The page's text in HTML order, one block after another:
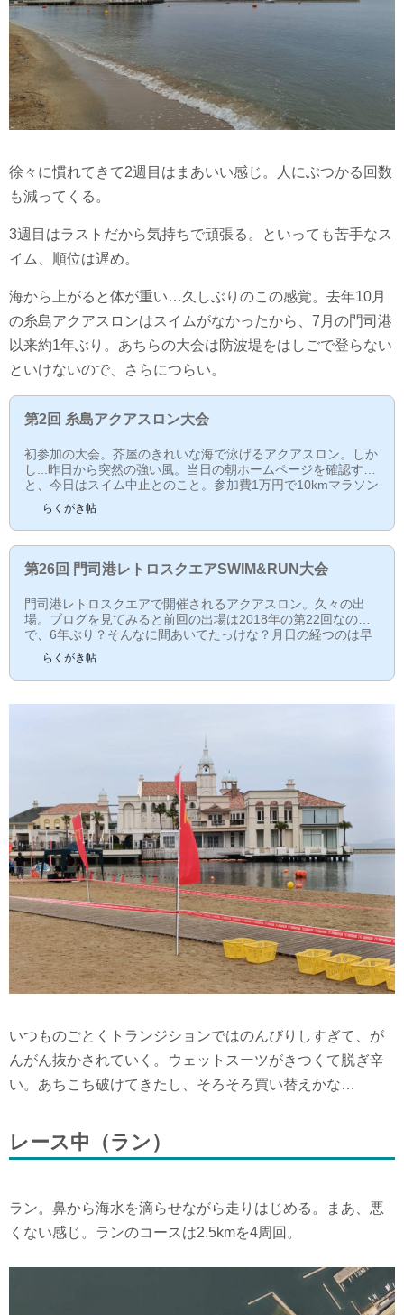
徐々に慣れてきて2週目はまあいい感じ。人にぶつかる回数
も減ってくる。
3週目はラストだから気持ちで頑張る。といっても苦手なス
イム、順位は遅め。
海から上がると体が重い…久しぶりのこの感覚。去年10月
の糸島アクアスロンはスイムがなかったから、7月の門司港
以来約1年ぶり。あちらの大会は防波堤をはしごで登らない
といけないので、さらにつらい。
第2回 糸島アクアスロン大会
初参加の大会。芥屋のきれいな海で泳げるアクアスロン。しか
し...昨日から突然の強い風。当日の朝ホームページを確認する
と、今日はスイム中止とのこと。参加費1万円で10kmマラソン
か...まあ、しょうがない。JR筑肥線で筑前前原駅へ、そこから
コミュニティバスで芥屋へ。約30分で、料金は200円固定。い
つも自転車で走ってるコースと同じ道をバスで走る。同じアク
アスロンに参加するであろう人たちや、登山と思われる人たち
もいて、バスは満員。芥屋に到着後、帰りのバスの時刻表を見
る。行きもだが、本数が少なく基本的には1時間に1本...
らくがき帖
第26回 門司港レトロスクエアSWIM&RUN大会
門司港レトロスクエアで開催されるアクアスロン。久々の出
場。ブログを見てみると前回の出場は2018年の第22回なの
で、6年ぶり？そんなに間あいてたっけな？月日の経つのは早
いものです。アクアスロン、というか海で泳ぐ大会はコロナ前
の福岡トライアスロンが最後だったので、久々に海で泳ぐこと
になる。何度大会に出ても、海でのレースは恐怖を感じる。博
らくがき帖
いつものごとくトランジションではのんびりしすぎて、が
んがん抜かされていく。ウェットスーツがきつくて脱ぎ辛
い。あちこち破けてきたし、そろそろ買い替えかな…
レース中（ラン）
ラン。鼻から海水を滴らせながら走りはじめる。まあ、悪
くない感じ。ランのコースは2.5kmを4周回。